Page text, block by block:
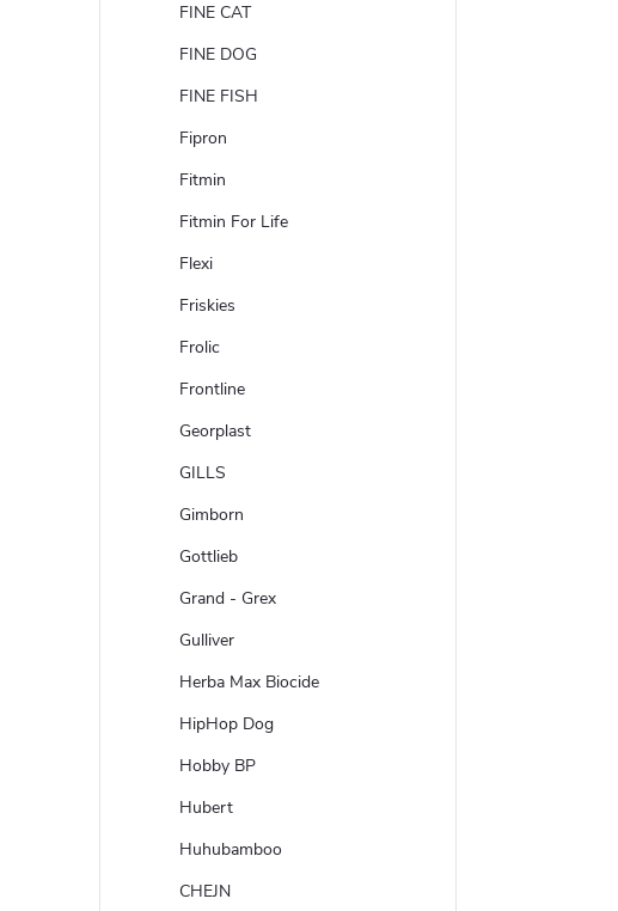
FINE CAT
FINE DOG
FINE FISH
Fipron
Fitmin
Fitmin For Life
Flexi
Friskies
Frolic
Frontline
Georplast
GILLS
Gimborn
Gottlieb
Grand - Grex
Gulliver
Herba Max Biocide
HipHop Dog
Hobby BP
Hubert
Huhubamboo
CHEJN